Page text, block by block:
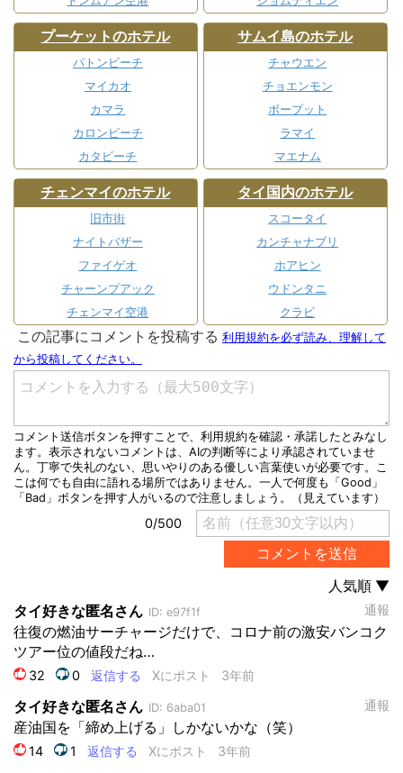
プーケットのホテル
パトンビーチ
マイカオ
カマラ
カロンビーチ
カタビーチ
サムイ島のホテル
チャウエン
チョエンモン
ボープット
ラマイ
マエナム
チェンマイのホテル
旧市街
ナイトバザー
ファイゲオ
チャーンプアック
チェンマイ空港
タイ国内のホテル
スコータイ
カンチャナブリ
ホアヒン
ウドンタニ
クラビ